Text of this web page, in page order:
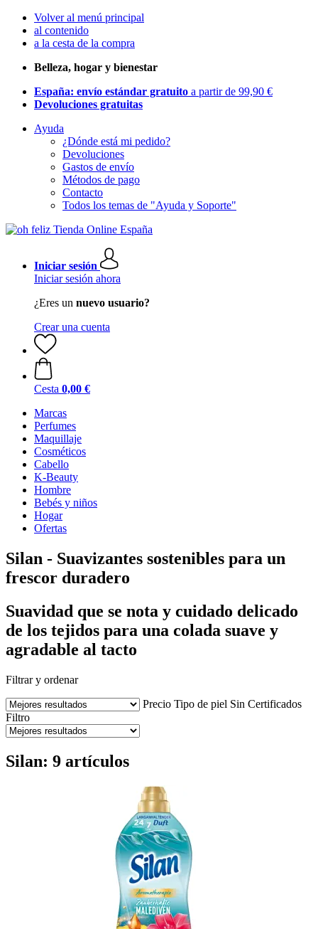
Volver al menú principal
al contenido
a la cesta de la compra
Belleza, hogar y bienestar
España: envío estándar gratuito a partir de 99,90 €
Devoluciones gratuitas
Ayuda
¿Dónde está mi pedido?
Devoluciones
Gastos de envío
Métodos de pago
Contacto
Todos los temas de "Ayuda y Soporte"
Iniciar sesión
Iniciar sesión ahora
¿Eres un nuevo usuario?
Crear una cuenta
Cesta 0,00 €
Marcas
Perfumes
Maquillaje
Cosméticos
Cabello
K-Beauty
Hombre
Bebés y niños
Hogar
Ofertas
Silan - Suavizantes sostenibles para un
frescor duradero
Suavidad que se nota y cuidado delicado
de los tejidos para una colada suave y
agradable al tacto
Filtrar y ordenar
Precio Tipo de piel Sin Certificados
Filtro
Silan: 9 artículos